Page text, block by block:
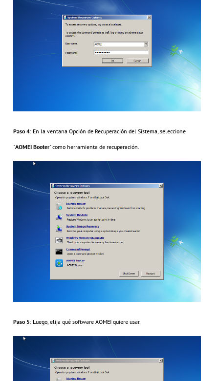
Paso 4: En la ventana Opción de Recuperación del Sistema, seleccione
"AOMEI Booter" como herramienta de recuperación.
Paso 5: Luego, elija qué software AOMEI quiere usar.